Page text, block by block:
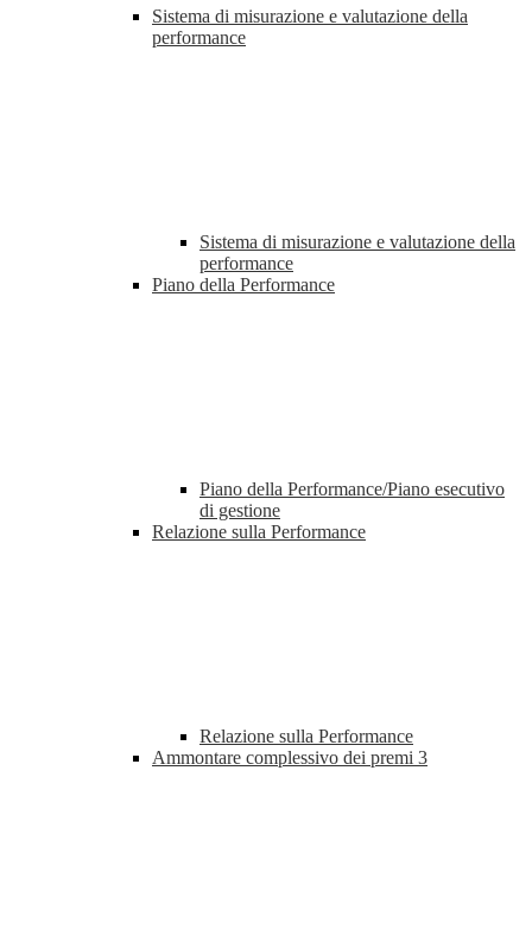
Sistema di misurazione e valutazione della
performance
Sistema di misurazione e valutazione della
performance
Piano della Performance
Piano della Performance/Piano esecutivo
di gestione
Relazione sulla Performance
Relazione sulla Performance
Ammontare complessivo dei premi 3